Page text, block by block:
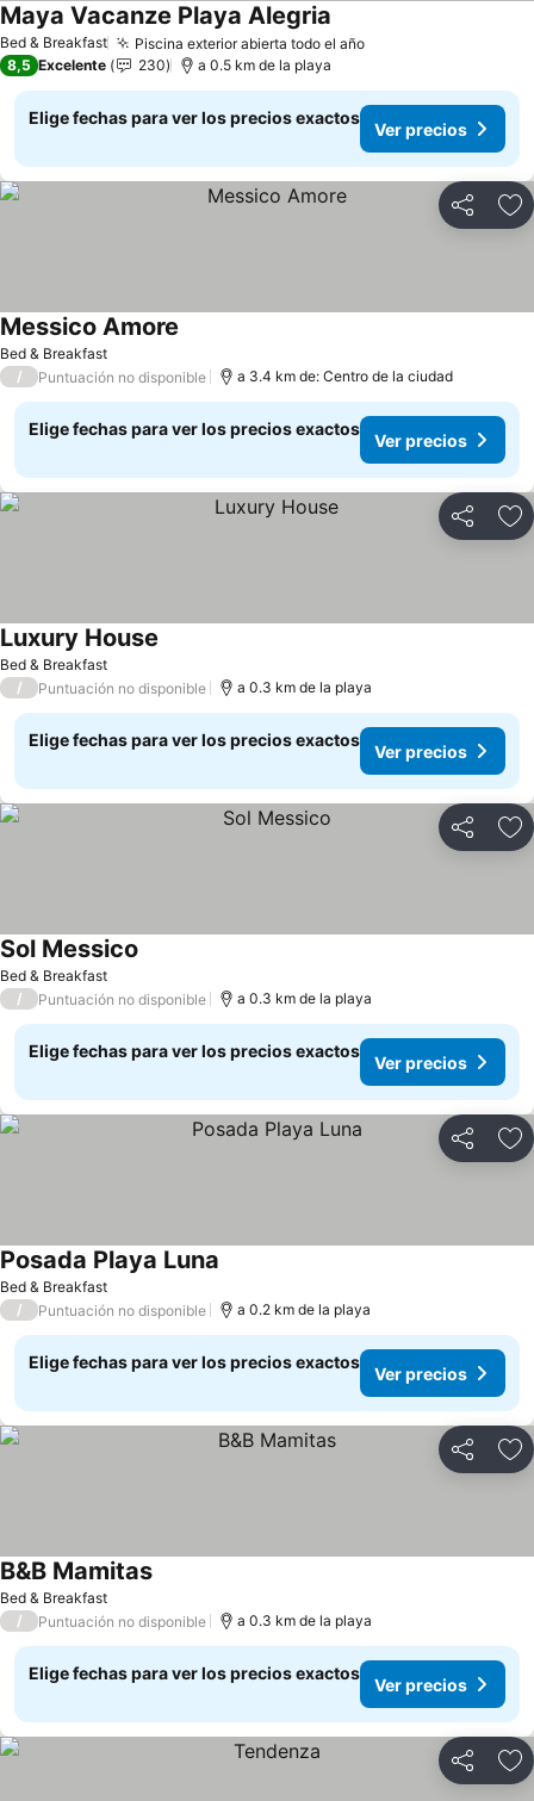
Bed & Breakfast Piscina exterior abierta todo el añoVer precios
Maya Vacanze Playa Alegria
8,5 Excelente 230 a 0.5 km de la playa
Elige fechas para ver los precios exactos
Ver precios
Compartir
Bed & Breakfast
Messico Amore
/ Puntuación no disponible a 3.4 km de: Centro de la ciudad
Elige fechas para ver los precios exactos
Ver precios
Compartir
Bed & Breakfast
Luxury House
/ Puntuación no disponible a 0.3 km de la playa
Elige fechas para ver los precios exactos
Ver precios
Compartir
Bed & Breakfast
Sol Messico
/ Puntuación no disponible a 0.3 km de la playa
Elige fechas para ver los precios exactos
Ver precios
Compartir
Bed & Breakfast
Posada Playa Luna
/ Puntuación no disponible a 0.2 km de la playa
Elige fechas para ver los precios exactos
Ver precios
Compartir
Bed & Breakfast
B&B MamitasVer precios
/ Puntuación no disponible a 0.3 km de la playa
Elige fechas para ver los precios exactos
Ver precios
Compartir